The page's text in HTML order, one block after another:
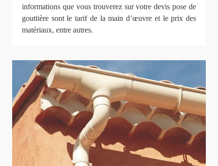
informations que vous trouverez sur votre devis pose de
gouttière sont le tarif de la main d’œuvre et le prix des
matériaux, entre autres.